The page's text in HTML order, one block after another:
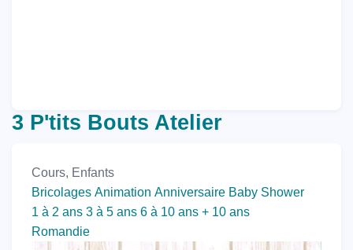
3 P'tits Bouts Atelier
Cours, Enfants
Bricolages Animation Anniversaire Baby Shower
1 à 2 ans 3 à 5 ans 6 à 10 ans + 10 ans
Romandie